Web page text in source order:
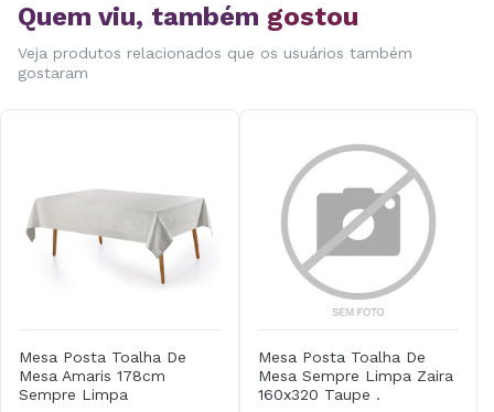
Quem viu, também gostou
Veja produtos relacionados que os usuários também
gostaram
Mesa Posta Toalha De
Mesa Amaris 178cm
Sempre Limpa
Mesa Posta Toalha De
Mesa Sempre Limpa Zaira
160x320 Taupe .